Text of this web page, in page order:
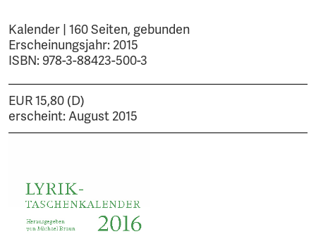
Kalender | 160 Seiten, gebunden
Erscheinungsjahr: 2015
ISBN: 978-3-88423-500-3
EUR 15,80 (D)
erscheint: August 2015